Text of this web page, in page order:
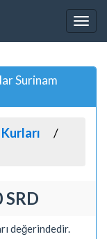
Surinam
değerindedir.